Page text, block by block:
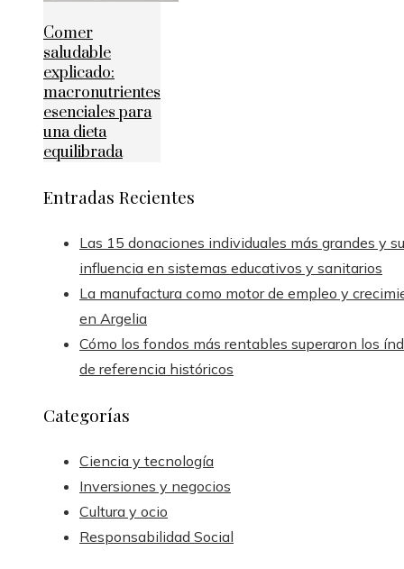
Comer
saludable
explicado:
macronutrientes
esenciales para
una dieta
equilibrada
Entradas Recientes
Las 15 donaciones individuales más grandes y su
influencia en sistemas educativos y sanitarios
La manufactura como motor de empleo y
en Argelia
Cómo los fondos más rentables superaron los
de referencia históricos
Categorías
Ciencia y tecnología
Inversiones y negocios
Cultura y ocio
Responsabilidad Social